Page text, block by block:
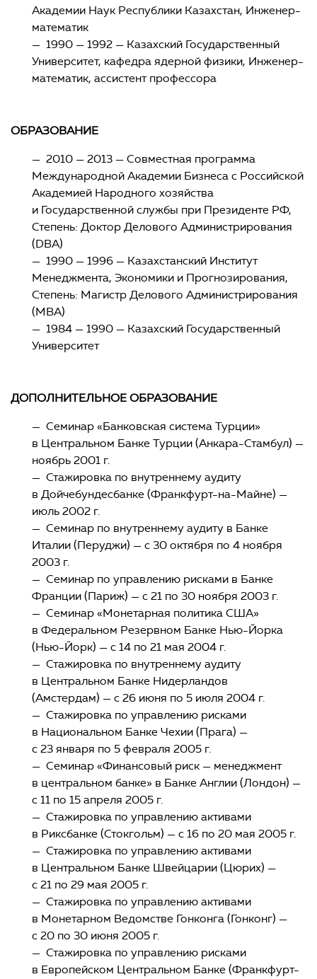
Академии Наук Республики Казахстан, Инженер-
математик
— 1990 — 1992 — Казахский Государственный
Университет, кафедра ядерной физики, Инженер-
математик, ассистент профессора
ОБРАЗОВАНИЕ
— 2010 — 2013 — Совместная программа
Международной Академии Бизнеса с Российской
Академией Народного хозяйства
и Государственной службы при Президенте РФ,
Степень: Доктор Делового Администрирования
(DBA)
— 1990 — 1996 — Казахстанский Институт
Менеджмента, Экономики и Прогнозирования,
Степень: Магистр Делового Администрирования
(MBA)
— 1984 — 1990 — Казахский Государственный
Университет
ДОПОЛНИТЕЛЬНОЕ ОБРАЗОВАНИЕ
— Семинар «Банковская система Турции»
в Центральном Банке Турции (Анкара-Стамбул) —
ноябрь 2001 г.
— Стажировка по внутреннему аудиту
в Дойчебундесбанке (Франкфурт-на-Майне) —
июль 2002 г.
— Семинар по внутреннему аудиту в Банке
Италии (Перуджи) — с 30 октября по 4 ноября
2003 г.
— Семинар по управлению рисками в Банке
Франции (Париж) — с 21 по 30 ноября 2003 г.
— Семинар «Монетарная политика США»
в Федеральном Резервном Банке Нью-Йорка
(Нью-Йорк) — с 14 по 21 мая 2004 г.
— Стажировка по внутреннему аудиту
в Центральном Банке Нидерландов
(Амстердам) — с 26 июня по 5 июля 2004 г.
— Стажировка по управлению рисками
в Национальном Банке Чехии (Прага) —
с 23 января по 5 февраля 2005 г.
— Семинар «Финансовый риск — менеджмент
в центральном банке» в Банке Англии (Лондон) —
с 11 по 15 апреля 2005 г.
— Стажировка по управлению активами
в Риксбанке (Стокгольм) — с 16 по 20 мая 2005 г.
— Стажировка по управлению активами
в Центральном Банке Швейцарии (Цюрих) —
с 21 по 29 мая 2005 г.
— Стажировка по управлению активами
в Монетарном Ведомстве Гонконга (Гонконг) —
с 20 по 30 июня 2005 г.
— Стажировка по управлению рисками
в Европейском Центральном Банке (Франкфурт-